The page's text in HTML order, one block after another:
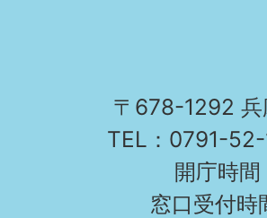
〒678-1292 兵
TEL：0791-
開庁時
窓口受付